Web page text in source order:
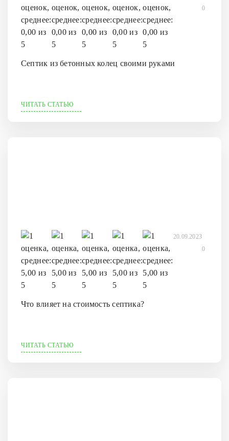
0
Септик из бетонных колец своими руками
ЧИТАТЬ СТАТЬЮ
20.09.2023
0
Что влияет на стоимость септика?
ЧИТАТЬ СТАТЬЮ